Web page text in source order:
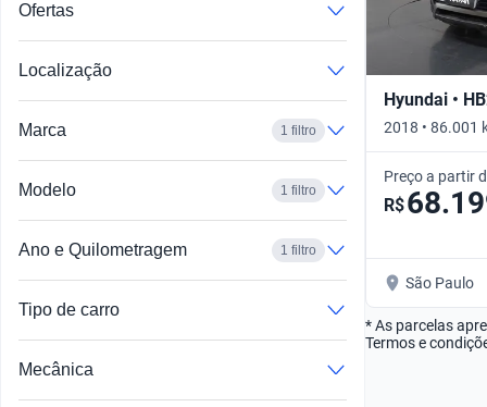
Busque por versão
Busque por ano
Ofertas
Localização
Marca 1 filtro
Modelo 1 filtro
Ano e Quilometragem 1 filtro
Tipo de carro
Mecânica
Hyundai •
2018 • 86.001
Automático
Preço a partir
R$
São Paulo
* As parcelas
Termos e